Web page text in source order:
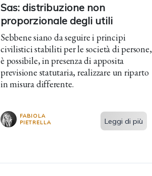
Sas: distribuzione non
proporzionale degli utili
Sebbene siano da seguire i principi
civilistici stabiliti per le società di persone,
è possibile, in presenza di apposita
previsione statutaria, realizzare un riparto
in misura differente.
FABIOLA
PIETRELLA
Leggi di più